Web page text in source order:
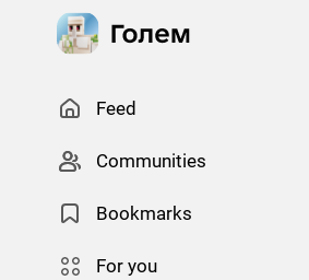
Feed
Сommunities
Bookmarks
For you